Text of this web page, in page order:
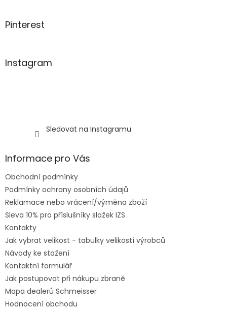
Pinterest
Instagram
Sledovat na Instagramu
Informace pro Vás
Obchodní podmínky
Podmínky ochrany osobních údajů
Reklamace nebo vrácení/výměna zboží
Sleva 10% pro příslušníky složek IZS
Kontakty
Jak vybrat velikost - tabulky velikostí výrobců
Návody ke stažení
Kontaktní formulář
Jak postupovat při nákupu zbraně
Mapa dealerů Schmeisser
Hodnocení obchodu